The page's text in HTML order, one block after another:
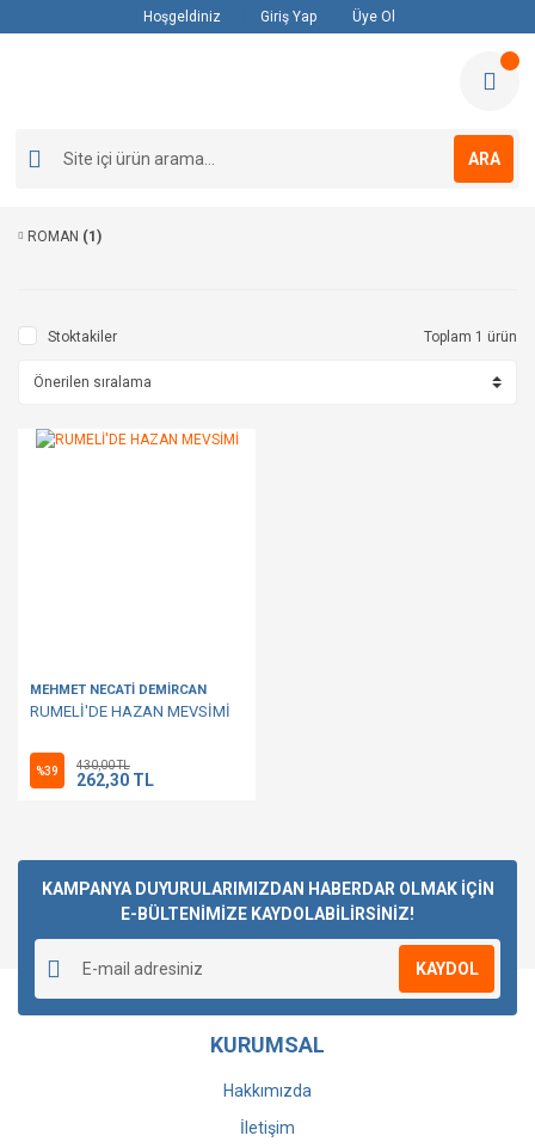
Hoşgeldiniz Giriş Yap Üye Ol
ARA
ROMAN (1)
Stoktakiler Toplam 1 ürün
MEHMET NECATİ DEMİRCAN
RUMELİ'DE HAZAN MEVSİMİ
%39 430,00 TL
262,30 TL
KAMPANYA DUYURULARIMIZDAN HABERDAR OLMAK İÇİN
E-BÜLTENİMİZE KAYDOLABİLİRSİNİZ!
KAYDOL
KURUMSAL
Hakkımızda
İletişim